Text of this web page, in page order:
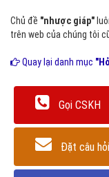
Chủ đề "nhược giáp"
trên web của chúng tôi
Quay lại danh mục
Gọi CSKH
Đặt câu hỏi